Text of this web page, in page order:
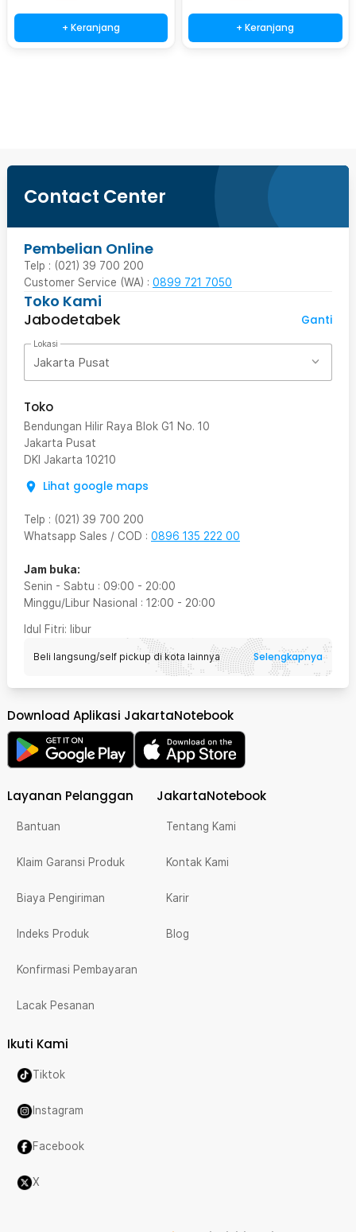
+ Keranjang + Keranjang
Contact Center
Pembelian Online
Telp : (021) 39 700 200
Customer Service (WA) : 0899 721 7050
Toko Kami
Jabodetabek
Ganti
Lokasi
Jakarta Pusat
Toko
Bendungan Hilir Raya Blok G1 No. 10
Jakarta Pusat
DKI Jakarta 10210
Lihat google maps
Telp : (021) 39 700 200
Whatsapp Sales / COD : 0896 135 222 00
Jam buka:
Senin - Sabtu : 09:00 - 20:00
Minggu/Libur Nasional : 12:00 - 20:00
Idul Fitri: libur
Beli langsung/self pickup di kota lainnya Selengkapnya
Download Aplikasi JakartaNotebook
Layanan Pelanggan
Bantuan
Klaim Garansi Produk
Biaya Pengiriman
Indeks Produk
Konfirmasi Pembayaran
Lacak Pesanan
JakartaNotebook
Tentang Kami
Kontak Kami
Karir
Blog
Ikuti Kami
Tiktok
Instagram
Facebook
X